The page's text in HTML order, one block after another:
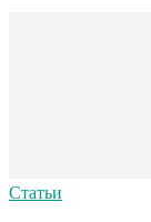
Статьи